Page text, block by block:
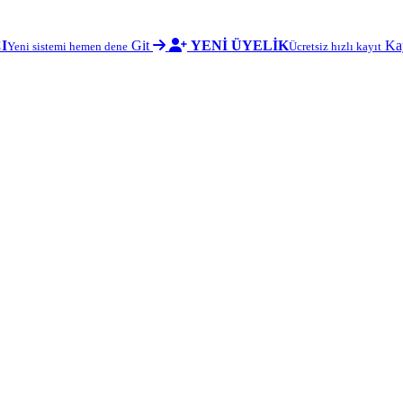
Yeni sistemi hemen dene Git YENİ ÜYELİKÜcretsiz hızlı kayıt